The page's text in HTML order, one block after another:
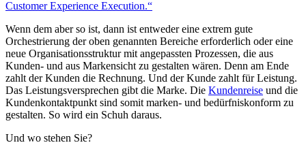
Customer Experience Execution.“
Wenn dem aber so ist, dann ist entweder eine extrem gute
Orchestrierung der oben genannten Bereiche erforderlich oder eine
neue Organisationsstruktur mit angepassten Prozessen, die aus
Kunden- und aus Markensicht zu gestalten wären. Denn am Ende
zahlt der Kunden die Rechnung. Und der Kunde zahlt für Leistung.
Das Leistungsversprechen gibt die Marke. Die Kundenreise und die
Kundenkontaktpunkt sind somit marken- und bedürfniskonform zu
gestalten. So wird ein Schuh daraus.
Und wo stehen Sie?